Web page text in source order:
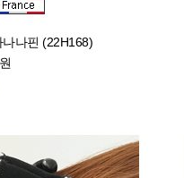
나핀 (22H168)